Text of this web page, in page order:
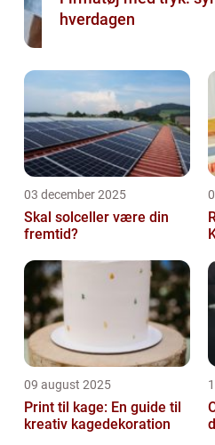
hverdagen
03 december 2025
Skal solceller være din
fremtid?
09 august 2025
Print til kage: En guide til
kreativ kagedekoration